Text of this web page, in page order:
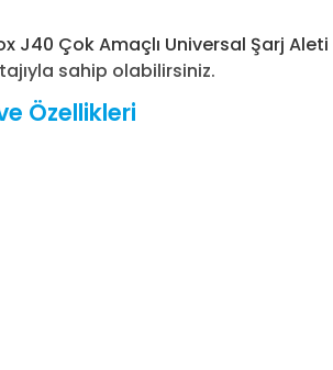
J40 Çok Amaçlı Universal Şarj Aleti
sahip olabilirsiniz.
Özellikleri